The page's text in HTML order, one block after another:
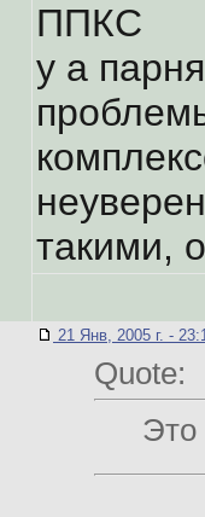
ППКС
у а
такими,
21 Янв, 2005 г. -
Quote:
Это